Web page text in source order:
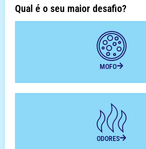
Qual é o seu maior desafio?
MOFO
ODORES